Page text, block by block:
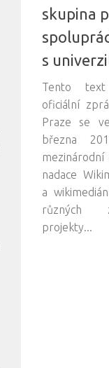
skupina
s
Tento
oficiální
Praze se
března
nadace
a
různých
projekty...